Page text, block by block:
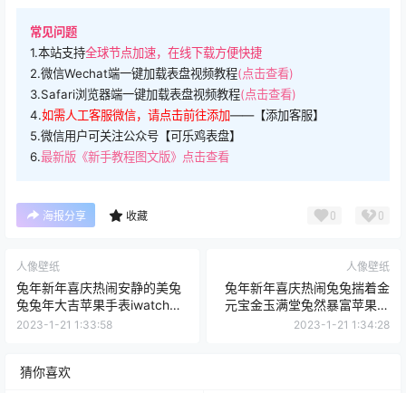
常见问题
1.本站支持全球节点加速，在线下载方便快捷
2.微信Wechat端一键加载表盘视频教程(点击查看)
3.Safari浏览器端一键加载表盘视频教程(点击查看)
4.如需人工客服微信，请点击前往添加——【添加客服】
5.微信用户可关注公众号【可乐鸡表盘】
6.最新版《新手教程图文版》点击查看
海报分享 收藏 0 0
人像壁纸
兔年新年喜庆热闹安静的美兔
兔兔年大吉苹果手表iwatch人
像表盘.watchface
2023-1-21 1:33:58
人像壁纸
兔年新年喜庆热闹兔兔揣着金
元宝金玉满堂兔然暴富苹果手
表iwatch人像表盘.watchface
2023-1-21 1:34:28
猜你喜欢